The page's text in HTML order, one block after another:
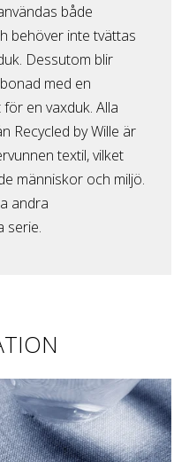
både
behöver inte tvättas
Dessutom blir
med en
en vaxduk. Alla
Recycled by Wille är
textil, vilket
människor och miljö.
andra
serie.